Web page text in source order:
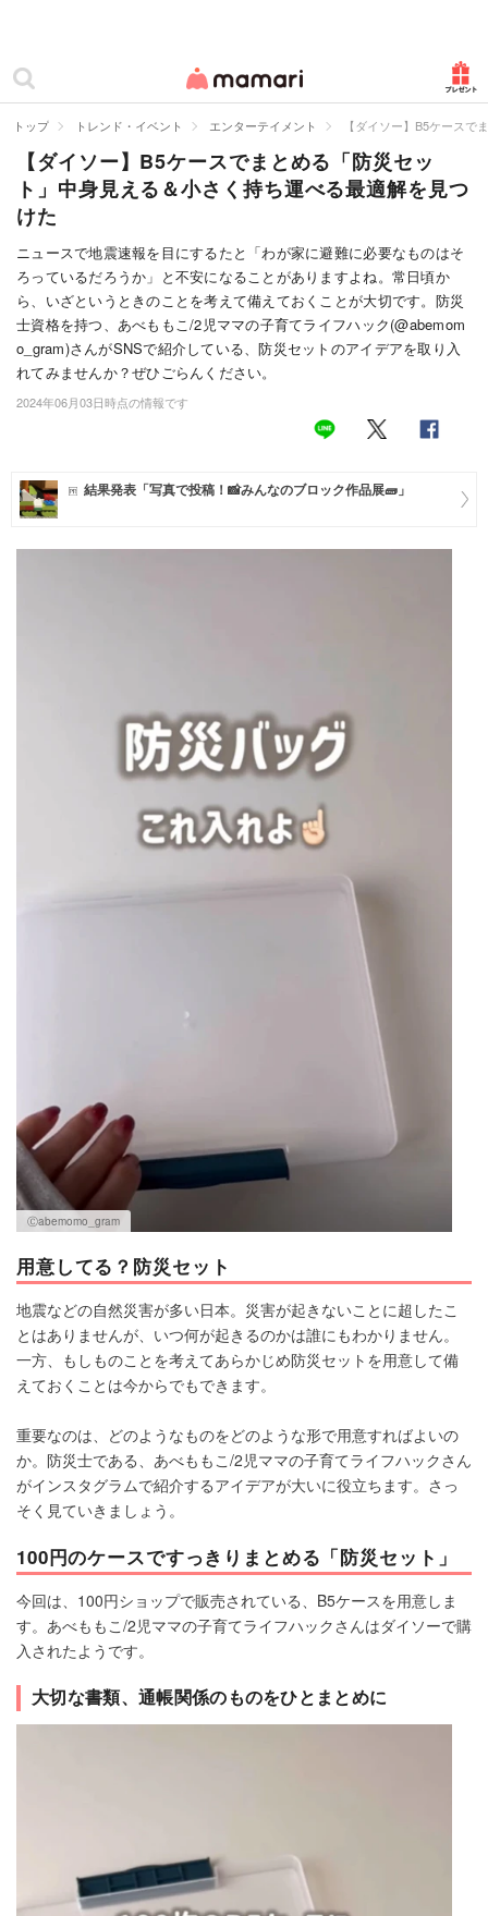
ママリ
カテゴリー一覧
妊娠
出産
赤ちゃん・育児
子育て・家族
病院
美容・ファッション
住まい
マネー
トップ トレンド・イベント エンターテイメント 【ダイソー】B5ケース
【ダイソー】B5ケースでまとめる「防災セッ
ト」中身見える＆小さく持ち運べる最適解を見つ
けた
ニュースで地震速報を目にするたと「わが家に避難に必要なものはそ
ろっているだろうか」と不安になることがありますよね。常日頃か
ら、いざというときのことを考えて備えておくことが大切です。防災
士資格を持つ、あべももこ/2児ママの子育てライフハック(@abemom
o_gram)さんがSNSで紹介している、防災セットのアイデアを取り入
れてみませんか？ぜひごらんください。
2024年06月03日時点の情報です
結果発表「写真で投稿！📸みんなのブロック作品展🧱」
Ⓒabemomo_gram
用意してる？防災セット
地震などの自然災害が多い日本。災害が起きないことに超したこ
とはありませんが、いつ何が起きるのかは誰にもわかりません。
一方、もしものことを考えてあらかじめ防災セットを用意して備
えておくことは今からでもできます。
重要なのは、どのようなものをどのような形で用意すればよいの
か。防災士である、あべももこ/2児ママの子育てライフハックさん
がインスタグラムで紹介するアイデアが大いに役立ちます。さっ
そく見ていきましょう。
100円のケースですっきりまとめる「防災セット」
今回は、100円ショップで販売されている、B5ケースを用意しま
す。あべももこ/2児ママの子育てライフハックさんはダイソーで購
入されたようです。
大切な書類、通帳関係のものをひとまとめに